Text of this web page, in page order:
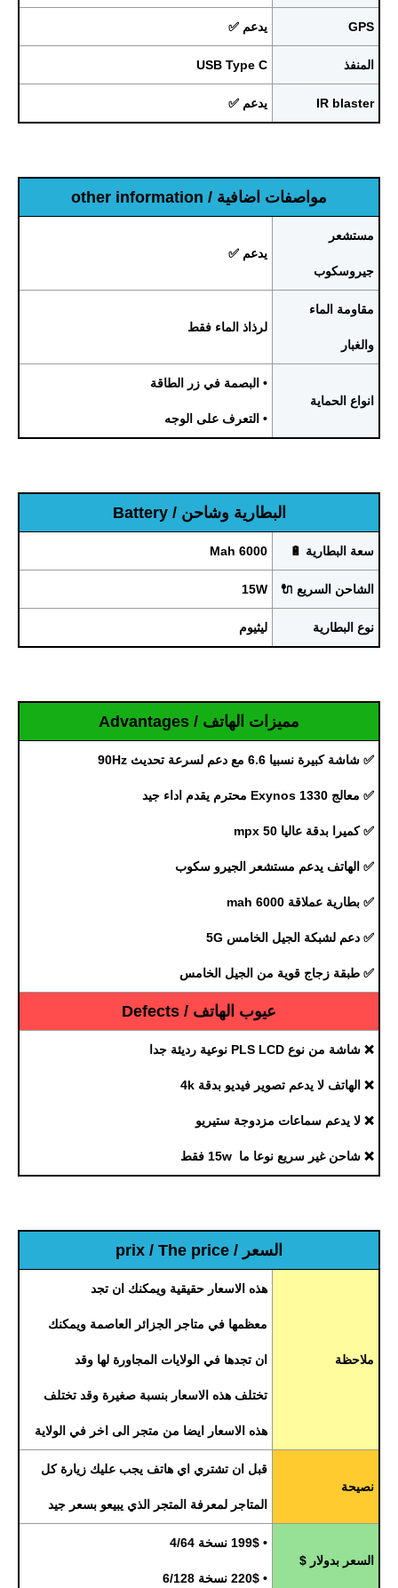
GPS يدعم ✅
المنفذ USB Type C
IR blaster يدعم ✅
مواصفات اضافية / other information
مستشعر
جيروسكوب
يدعم ✅
مقاومة الماء
والغبار
لرذاذ الماء فقط
انواع الحماية
• البصمة في زر الطاقة
• التعرف على الوجه
البطارية وشاحن / Battery
سعة البطارية 🔋 6000 Mah
الشاحن السريع 🔌 15W
نوع البطارية ليثيوم
مميزات الهاتف / Advantages
✅ شاشة كبيرة نسبيا 6.6 مع دعم لسرعة تحديث 90Hz
✅ معالج Exynos 1330 محترم يقدم اداء جيد
✅ كميرا بدقة عاليا 50 mpx
✅ الهاتف يدعم مستشعر الجيرو سكوب
✅ بطارية عملاقة 6000 mah
✅ دعم لشبكة الجيل الخامس 5G
✅ طبقة زجاج قوية من الجيل الخامس
عيوب الهاتف / Defects
❌ شاشة من نوع PLS LCD نوعية رديئة جدا
❌ الهاتف لا يدعم تصوير فيديو بدقة 4k
❌ لا يدعم سماعات مزدوجة ستيريو
❌ شاحن غير سريع نوعا ما 15w فقط
السعر / prix / The price
ملاحظة
هذه الاسعار حقيقية ويمكنك ان تجد
معظمها في متاجر الجزائر العاصمة ويمكنك
ان تجدها في الولايات المجاورة لها وقد
تختلف هذه الاسعار بنسبة صغيرة وقد تختلف
هذه الاسعار ايضا من متجر الى اخر في الولاية
نصيحة
قبل ان تشتري اي هاتف يجب عليك زيارة كل
المتاجر لمعرفة المتجر الذي يبيعو بسعر جيد
السعر بدولار $
• 199$ نسخة 4/64
• 220$ نسخة 6/128